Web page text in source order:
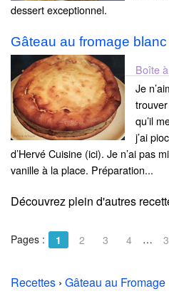
dessert exceptionnel.
Gâteau au fromage blanc
Boîte
Je
qu’il
j’ai
d’Hervé Cuisine (ici). Je n’ai pas
vanille à la place. Préparation...
Découvrez plein d'autres
Pages : 1 2 3 4 …
Recettes › Gâteau au Fromage